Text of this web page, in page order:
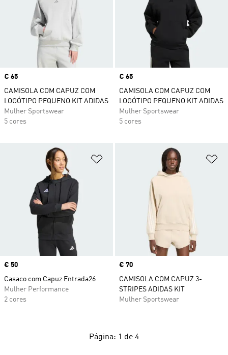
Price
€ 65
CAMISOLA COM CAPUZ COM
LOGÓTIPO PEQUENO KIT ADIDAS
Mulher Sportswear
5 cores
Price
€ 65
CAMISOLA COM CAPUZ COM
LOGÓTIPO PEQUENO KIT ADIDAS
Mulher Sportswear
5 cores
Adicionar à Lista de Desejos
Price
€ 50
Casaco com Capuz Entrada26
Mulher Performance
2 cores
Price
€ 70
CAMISOLA COM CAPUZ 3-
STRIPES ADIDAS KIT
Mulher Sportswear
Página: 1 de 4